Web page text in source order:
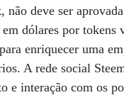
deve ser
dólares por
enriquecer uma
A rede social
e interação com os